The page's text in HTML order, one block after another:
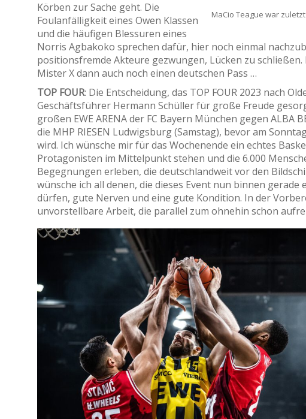
MaCio Teague war
Körben zur Sache geht. Die
Foulanfälligkeit eines Owen Klassen
und die häufigen Blessuren eines
Norris Agbakoko sprechen dafür, hier noch einmal
positionsfremde Akteure gezwungen, Lücken zu
Mister X dann auch noch einen deutschen Pass …
TOP FOUR: Die Entscheidung, das TOP FOUR 2023 nach
Geschäftsführer Hermann Schüller für große Freude
großen EWE ARENA der FC Bayern München gegen ALBA
die MHP RIESEN Ludwigsburg (Samstag), bevor am
wird. Ich wünsche mir für das Wochenende ein echtes
Protagonisten im Mittelpunkt stehen und die 6.000
Begegnungen erleben, die deutschlandweit vor den
wünsche ich all denen, die dieses Event nun binnen
dürfen, gute Nerven und eine gute Kondition. In der
unvorstellbare Arbeit, die parallel zum ohnehin schon